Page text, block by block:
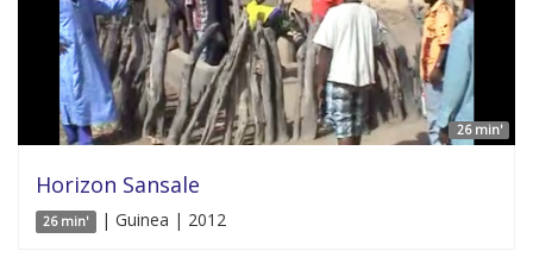
26 min'
Horizon Sansale
26 min' | Guinea | 2012